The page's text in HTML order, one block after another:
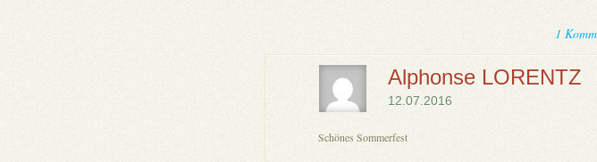
1
Alphonse LORENTZ
12.07.2016
Schönes Sommerfest